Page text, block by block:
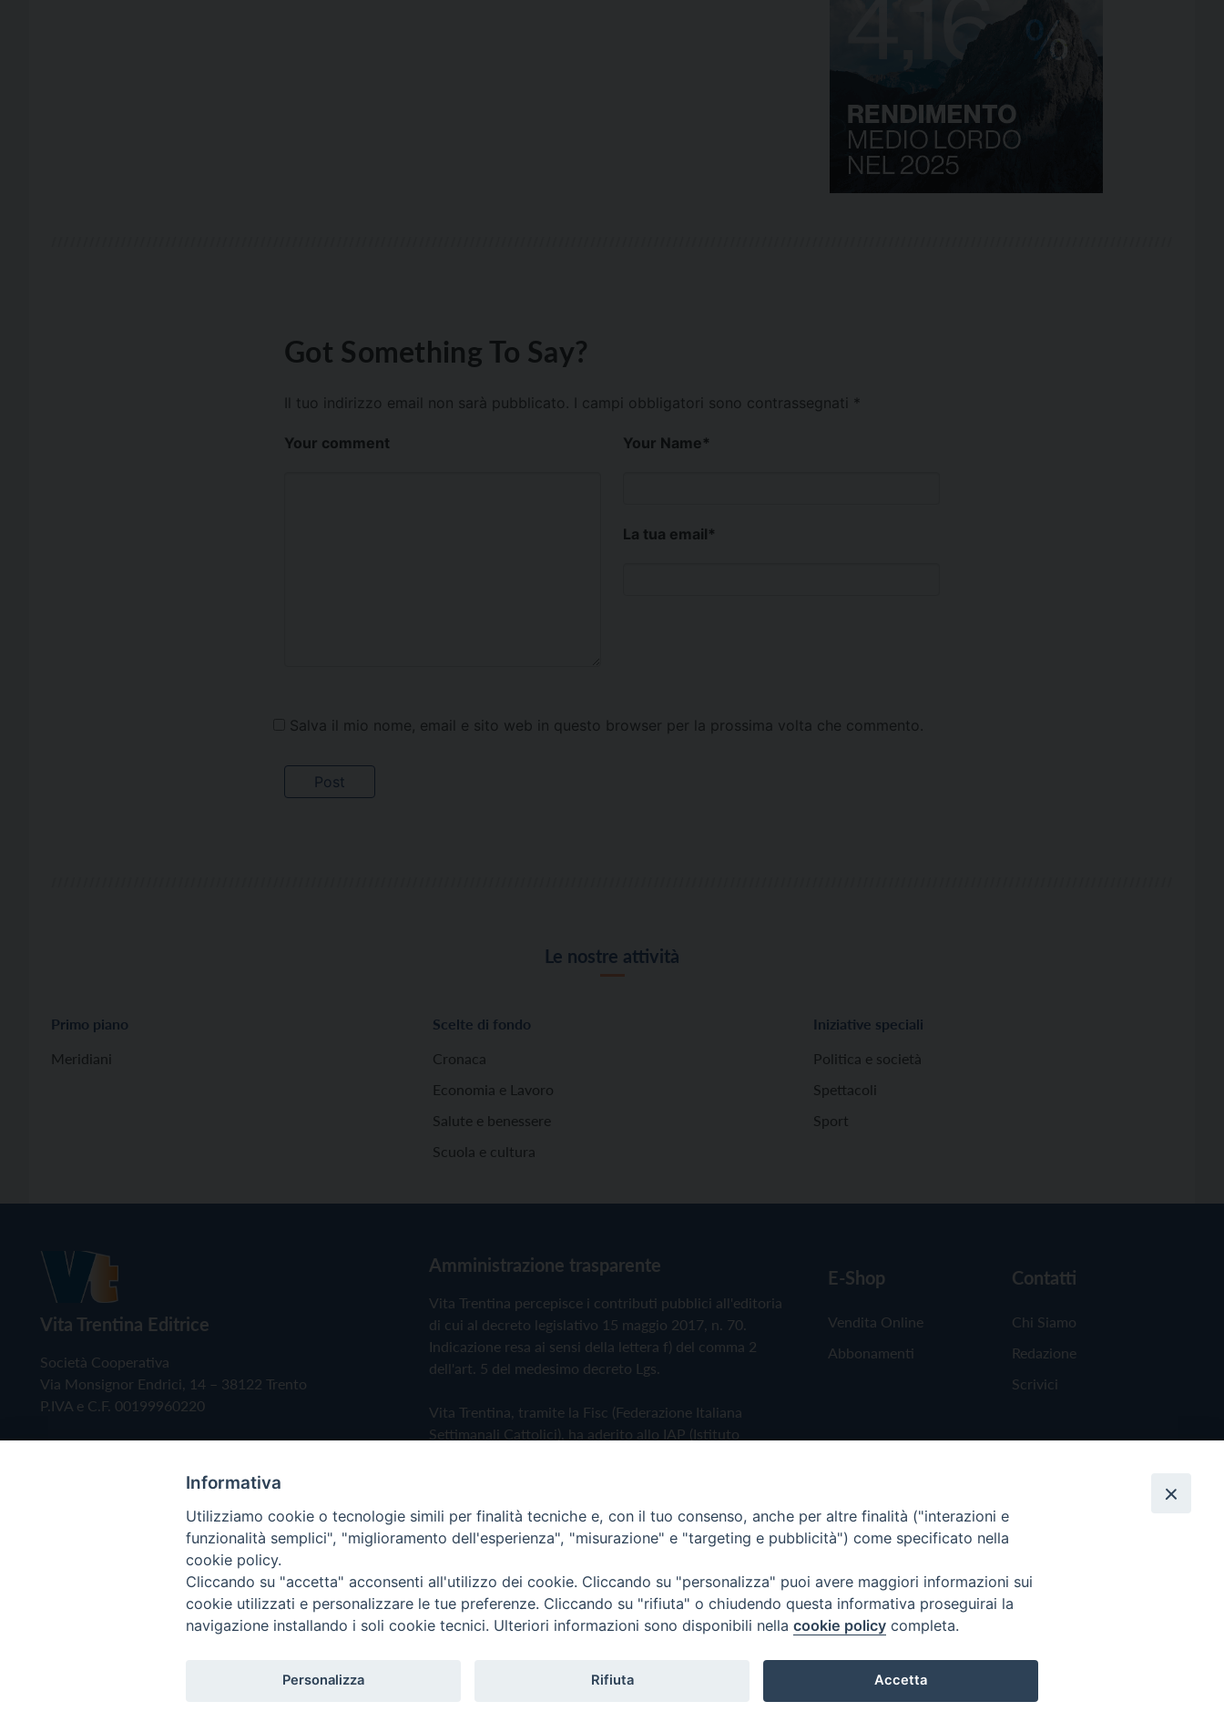
Got Something To Say?
Il tuo indirizzo email non sarà pubblicato. I campi obbligatori sono contrassegnati *
Your comment Your Name*
La tua email*
Salva il mio nome, email e sito web in questo browser per la prossima volta che commento.
Le nostre attività
Primo piano
Meridiani
Scelte di fondo
Cronaca
Economia e Lavoro
Salute e benessere
Scuola e cultura
Iniziative speciali
Politica e società
Spettacoli
Sport
Vita Trentina Editrice
Società Cooperativa
Via Monsignor Endrici, 14 – 38122 Trento
P.IVA e C.F. 00199960220
Amministrazione trasparente
Vita Trentina percepisce i contributi pubblici all'editoria
di cui al decreto legislativo 15 maggio 2017, n. 70.
Indicazione resa ai sensi della lettera f) del comma 2
dell'art. 5 del medesimo decreto Lgs.
Vita Trentina, tramite la Fisc (Federazione Italiana
Settimanali Cattolici), ha aderito allo IAP (Istituto
Privacy Policy Cookie Policy
E-Shop
Vendita Online
Abbonamenti
Contatti
Chi Siamo
Redazione
Scrivici
Copyright © 2019 - Tutti i diritti riservati - Vita Trentina Editrice
Informativa
Utilizziamo cookie o tecnologie simili per finalità tecniche e, con il tuo consenso, anche per altre finalità ("interazioni e
funzionalità semplici", "miglioramento dell'esperienza", "misurazione" e "targeting e pubblicità") come specificato nella
cookie policy.
Cliccando su "accetta" acconsenti all'utilizzo dei cookie. Cliccando su "personalizza" puoi avere maggiori informazioni sui
cookie utilizzati e personalizzare le tue preferenze. Cliccando su "rifiuta" o chiudendo questa informativa proseguirai la
navigazione installando i soli cookie tecnici. Ulteriori informazioni sono disponibili nella cookie policy completa.
Personalizza Rifiuta Accetta